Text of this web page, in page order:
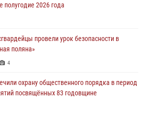
«Каникулы с Росгвардией» прошла в
Оскола
полугодие 2026 года
провели урок безопасности в
поляна»
4
охрану общественного порядка в период
посвящённых 83 годовщине